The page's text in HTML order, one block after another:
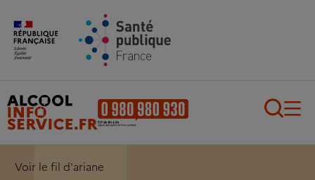
Aller au contenu principal
Voir le fil d'ariane